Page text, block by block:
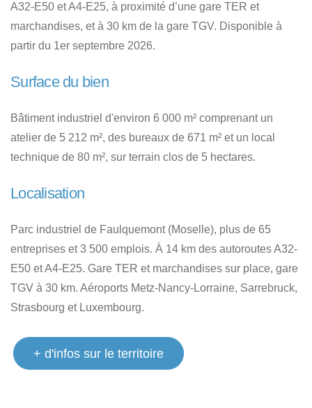
A32-E50 et A4-E25, à proximité d’une gare TER et
marchandises, et à 30 km de la gare TGV. Disponible à
partir du 1er septembre 2026.
Surface du bien
Bâtiment industriel d'environ 6 000 m² comprenant un
atelier de 5 212 m², des bureaux de 671 m² et un local
technique de 80 m², sur terrain clos de 5 hectares.
Localisation
Parc industriel de Faulquemont (Moselle), plus de 65
entreprises et 3 500 emplois. À 14 km des autoroutes A32-
E50 et A4-E25. Gare TER et marchandises sur place, gare
TGV à 30 km. Aéroports Metz-Nancy-Lorraine, Sarrebruck,
Strasbourg et Luxembourg.
+ d'infos sur le territoire